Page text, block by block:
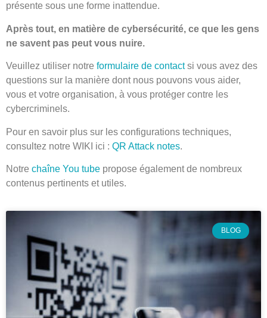
présente sous une forme inattendue.
Après tout, en matière de cybersécurité, ce que les gens
ne savent pas peut vous nuire.
Veuillez utiliser notre formulaire de contactsi vous avez des
questions sur la manière dont nous pouvons vous aider,
vous et votre organisation, à vous protéger contre les
cybercriminels.
Pour en savoir plus sur les configurations techniques,
consultez notre WIKI ici : QR Attack notes.
Notre chaîne You tube propose également de nombreux
contenus pertinents et utiles.
BLOG